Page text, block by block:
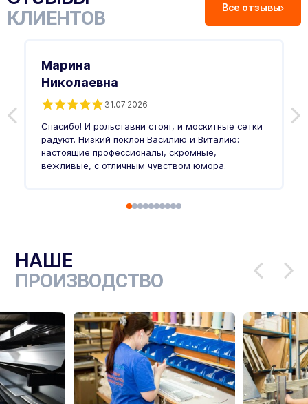
КЛИЕНТОВ Все отзывы
Марина
Николаевна
31.07.2026
Спасибо! И рольставни стоят, и москитные сетки
радуют. Низкий поклон Василию и Виталию:
настоящие профессионалы, скромные,
вежливые, с отличным чувством юмора.
НАШЕ
ПРОИЗВОДСТВО